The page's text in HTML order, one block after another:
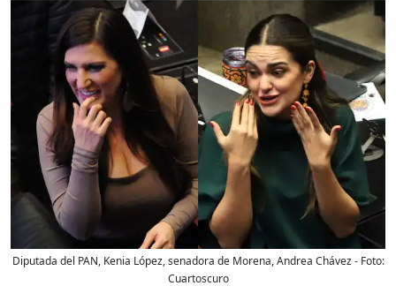
Diputada del PAN, Kenia López, senadora de Morena, Andrea Chávez- Foto:
Cuartoscuro